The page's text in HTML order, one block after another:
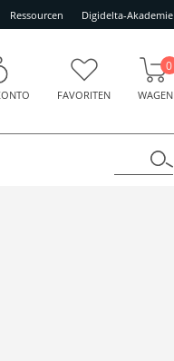
Ressourcen Digidelta-Akademie
FAVORITEN WAGEN
0